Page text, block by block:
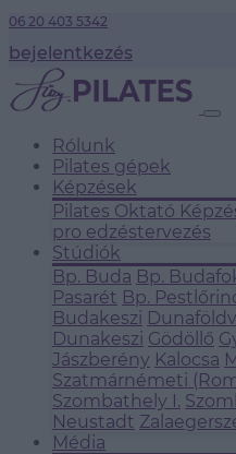
06 20 403 5342
bejelentkezés
Rólunk
Pilates gépek
Képzések
Pilates Oktató
pro edzéstervezés
Stúdiók
Bp. Buda Bp.
Pasarét Bp.
Budakeszi
Dunakeszi Gödöllő
Jászberény Kalocsa
Szatmárnémeti
Szombathely I.
Neustadt
Média